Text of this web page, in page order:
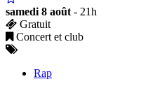
samedi 8 août- 21h
Gratuit
Concert et club
Rap